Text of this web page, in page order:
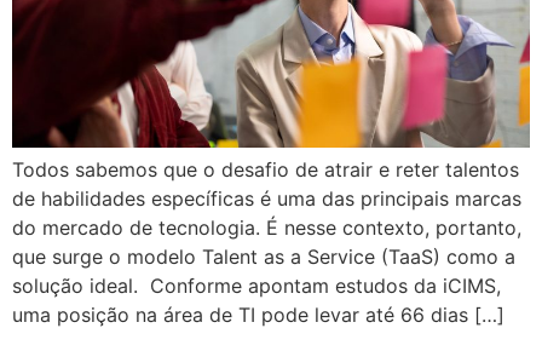
Todos sabemos que o desafio de atrair e reter talentos
de habilidades específicas é uma das principais marcas
do mercado de tecnologia. É nesse contexto, portanto,
que surge o modelo Talent as a Service (TaaS) como a
solução ideal. Conforme apontam estudos da iCIMS,
uma posição na área de TI pode levar até 66 dias […]